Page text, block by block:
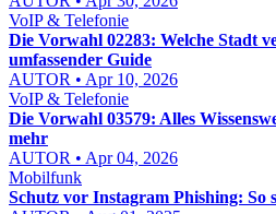
VoIP & Telefonie
Die Vorwahl 02283: Welche Stadt
umfassender Guide
AUTOR • Apr 10, 2026
VoIP & Telefonie
Die Vorwahl 03579: Alles
mehr
AUTOR • Apr 04, 2026
Mobilfunk
Schutz vor Instagram Phishing: So